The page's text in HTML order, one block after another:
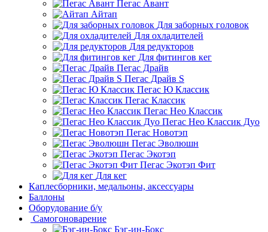
Пегас Авант
Айтап
Для заборных головок
Для охладителей
Для редукторов
Для фитингов кег
Пегас Драйв
Пегас Драйв S
Пегас Ю Классик
Пегас Классик
Пегас Нео Классик
Пегас Нео Классик Дуо
Пегас Новотэп
Пегас Эволюшн
Пегас Экотэп
Пегас Экотэп Фит
Для кег
Каплесборники, медальоны, аксессуары
Баллоны
Оборудование б/у
Самогоноварение
Бэг-ин-Бокс